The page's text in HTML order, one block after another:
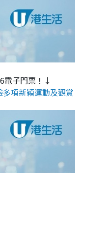
電子門票！↓
項新穎運動及觀賞